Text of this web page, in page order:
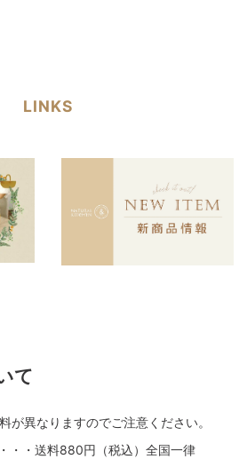
LINKS
て
が異なりますのでご注意ください。
・・送料880円（税込）全国一律